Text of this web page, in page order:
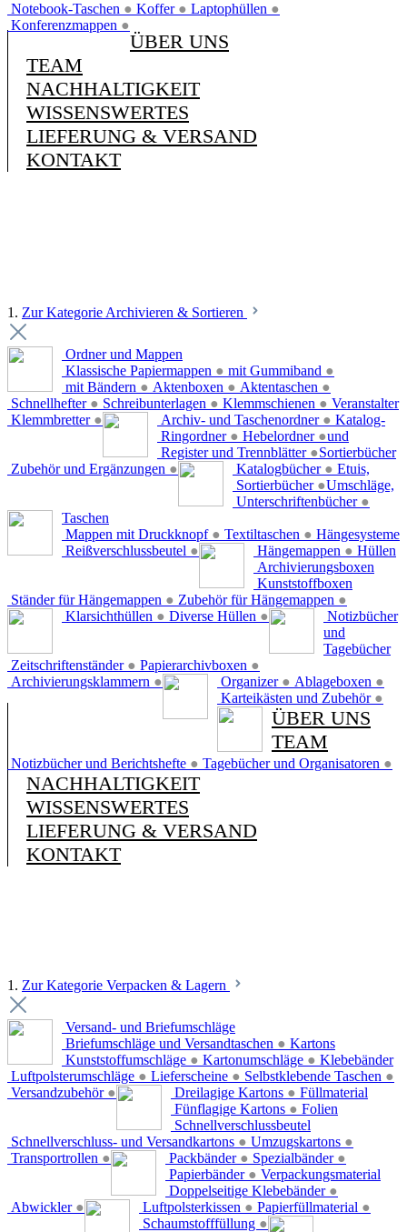
Notebook-Taschen ● Koffer ● Laptophüllen ●
Konferenzmappen ●
ÜBER UNS
TEAM
NACHHALTIGKEIT
WISSENSWERTES
LIEFERUNG & VERSAND
KONTAKT
1. Zur Kategorie Archivieren & Sortieren
Ordner und Mappen
Klassische Papiermappen ● mit Gummiband ●
mit Bändern ● Aktenboxen ● Aktentaschen ●
Schnellhefter ● Schreibunterlagen ● Klemmschienen ●
Klemmbretter ●
Veranstalter
Archiv- und Taschenordner ●
Ringordner ● Hebelordner ●
Register und Trennblätter ●
Zubehör und Ergänzungen ●
Katalog-
und
Sortierbücher
Katalogbücher ●
Sortierbücher ●
Unterschriftenbücher ●
Etuis,
Umschläge,
Taschen
Mappen mit Druckknopf ● Textiltaschen ●
Reißverschlussbeutel ●
Hängesysteme
Hängemappen ●
Ständer für Hängemappen ● Zubehör für Hängemappen ●
Hüllen
Klarsichthüllen ● Diverse Hüllen ●
Archivierungsboxen
Zeitschriftenständer ● Papierarchivboxen ●
Archivierungsklammern ●
Kunststoffboxen
Organizer ● Ablageboxen ●
Karteikästen und Zubehör ●
Notizbücher
und
Tagebücher
Notizbücher und Berichtshefte ● Tagebücher und Organisatoren ●
ÜBER UNS
TEAM
NACHHALTIGKEIT
WISSENSWERTES
LIEFERUNG & VERSAND
KONTAKT
1. Zur Kategorie Verpacken & Lagern
Versand- und Briefumschläge
Briefumschläge und Versandtaschen ●
Kunststoffumschläge ● Kartonumschläge ●
Luftpolsterumschläge ● Lieferscheine ● Selbstklebende Taschen ●
Versandzubehör ●
Kartons
Dreilagige Kartons ●
Fünflagige Kartons ●
Schnellverschluss- und Versandkartons ● Umzugskartons ●
Transportrollen ●
Klebebänder
Packbänder ● Spezialbänder ●
Papierbänder ●
Doppelseitige Klebebänder ●
Abwickler ●
Füllmaterial
Luftpolsterkissen ● Papierfüllmaterial ●
Schaumstofffüllung ●
Folien
Schnellverschlussbeutel
Verpackungsmaterial